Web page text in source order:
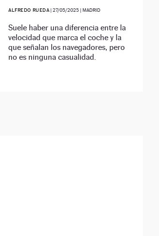
ALFREDO RUEDA |27/05/2025 | MADRID
Suele haber una diferencia entre la
velocidad que marca el coche y la
que señalan los navegadores, pero
no es ninguna casualidad.